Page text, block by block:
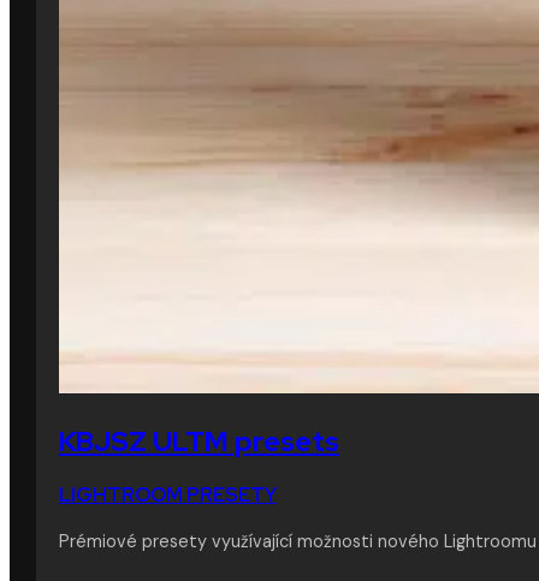
KBJSZ ULTM presets
LIGHTROOM PRESETY
Prémiové presety využívající možnosti nového